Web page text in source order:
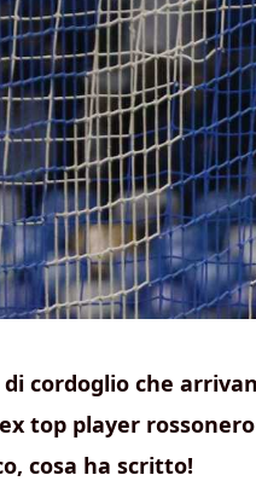
cordoglio che
top player
cosa ha scritto!